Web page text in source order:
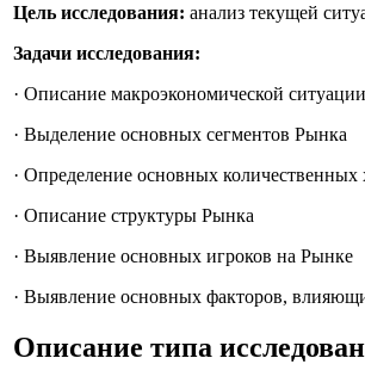
Цель исследования: анализ текущей
Задачи исследования:
· Описание макроэкономической
· Выделение основных сегментов Рынка
· Определение основных количественных
· Описание структуры Рынка
· Выявление основных игроков на Рынке
· Выявление основных факторов,
Описание типа